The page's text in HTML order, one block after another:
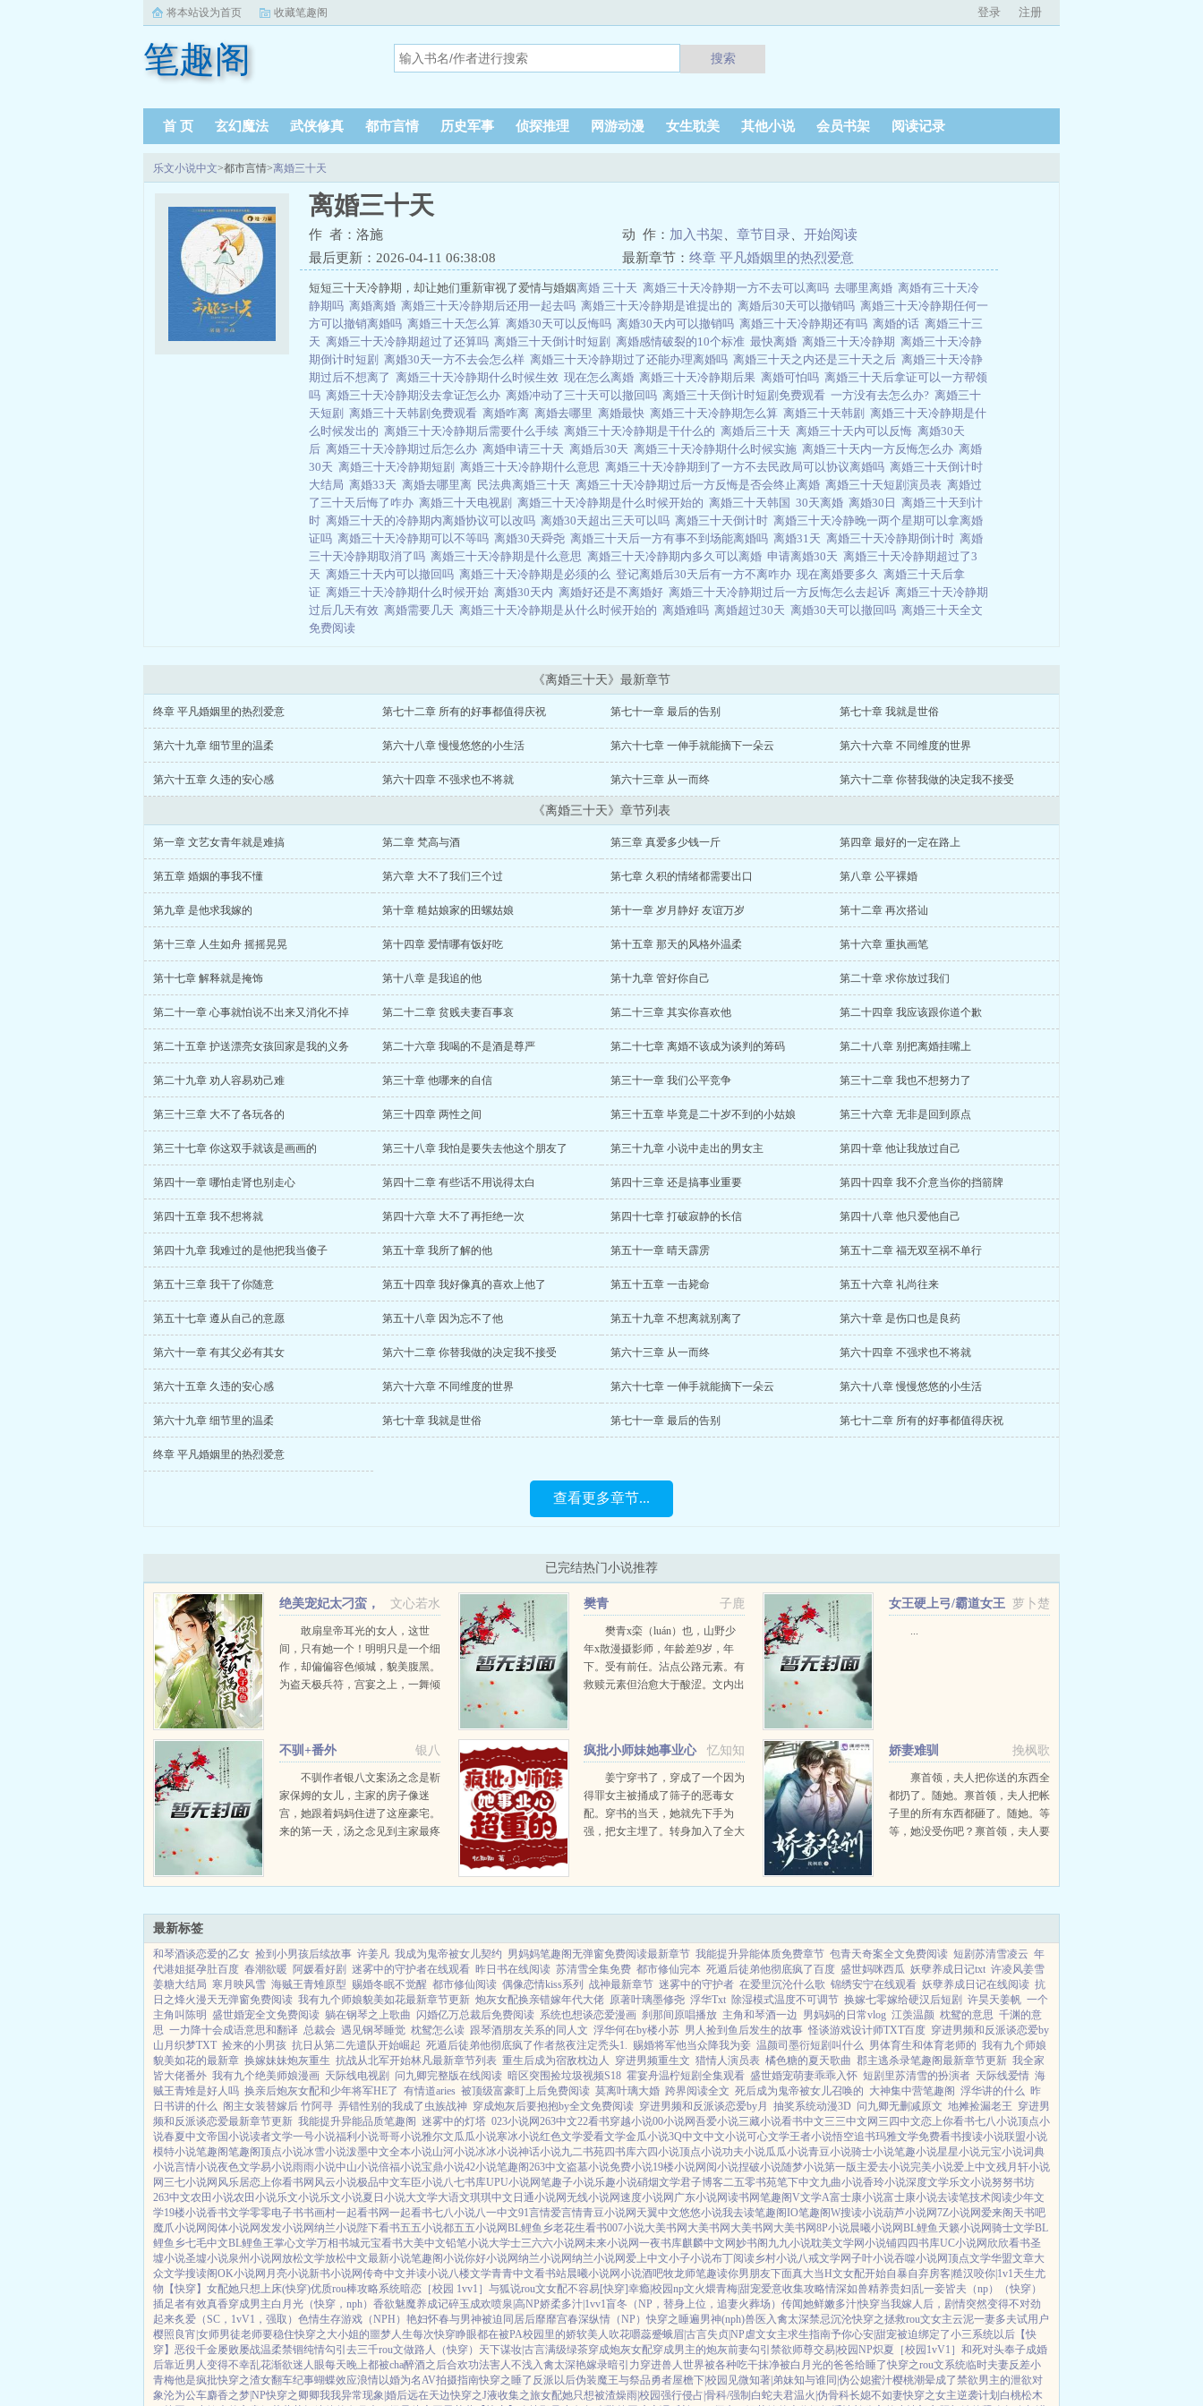
将本站设为首页 收藏笔趣阁 登录 注册
笔趣阁 搜索
首 页 玄幻魔法 武侠修真 都市言情 历史军事 侦探推理 网游动漫 女生耽美 其他小说 会员书架 阅读记录
乐文小说中文>都市言情>离婚三十天
离婚三十天
作 者：洛施 动 作： 加入书架 章节目录
开始阅读
最后更新：2026-04-11 06:38:08
最新章节： 终章 平凡婚姻里的热烈爱意
短短三十天冷静期，却让她们重新审视了爱情与婚姻离婚 三十天 离婚三十天冷静期一方不去可以离吗 去哪里离婚 离婚有三十天冷
静期吗 离婚离婚 离婚三十天冷静期后还用一起去吗 离婚三十天冷静期是谁提出的 离婚后30天可以撤销吗 离婚三十天冷静期任何一
方可以撤销离婚吗 离婚三十天怎么算 离婚30天可以反悔吗 离婚30天内可以撤销吗 离婚三十天冷静期还有吗 离婚的话 离婚三十三
天 离婚三十天冷静期超过了还算吗 离婚三十天倒计时短剧 离婚感情破裂的10个标准 最快离婚 离婚三十天冷静期 离婚三十天冷静
期倒计时短剧 离婚30天一方不去会怎么样 离婚三十天冷静期过了还能办理离婚吗 离婚三十天之内还是三十天之后 离婚三十天冷静
期过后不想离了 离婚三十天冷静期什么时候生效 现在怎么离婚 离婚三十天冷静期后果 离婚可怕吗 离婚三十天后拿证可以一方帮领
吗 离婚三十天冷静期没去拿证怎么办 离婚冲动了三十天可以撤回吗 离婚三十天倒计时短剧免费观看 一方没有去怎么办? 离婚三十
天短剧 离婚三十天韩剧免费观看 离婚咋离 离婚去哪里 离婚最快 离婚三十天冷静期怎么算 离婚三十天韩剧 离婚三十天冷静期是什
么时候发出的 离婚三十天冷静期后需要什么手续 离婚三十天冷静期是干什么的 离婚后三十天 离婚三十天内可以反悔 离婚30天
后 离婚三十天冷静期过后怎么办 离婚申请三十天 离婚后30天 离婚三十天冷静期什么时候实施 离婚三十天内一方反悔怎么办 离婚
30天 离婚三十天冷静期短剧 离婚三十天冷静期什么意思 离婚三十天冷静期到了一方不去民政局可以协议离婚吗 离婚三十天倒计时
大结局 离婚33天 离婚去哪里离 民法典离婚三十天 离婚三十天冷静期过后一方反悔是否会终止离婚 离婚三十天短剧演员表 离婚过
了三十天后悔了咋办 离婚三十天电视剧 离婚三十天冷静期是什么时候开始的 离婚三十天韩国 30天离婚 离婚30日 离婚三十天到计
时 离婚三十天的冷静期内离婚协议可以改吗 离婚30天超出三天可以吗 离婚三十天倒计时 离婚三十天冷静晚一两个星期可以拿离婚
证吗 离婚三十天冷静期可以不等吗 离婚30天舜尧 离婚三十天后一方有事不到场能离婚吗 离婚31天 离婚三十天冷静期倒计时 离婚
三十天冷静期取消了吗 离婚三十天冷静期是什么意思 离婚三十天冷静期内多久可以离婚 申请离婚30天 离婚三十天冷静期超过了3
天 离婚三十天内可以撤回吗 离婚三十天冷静期是必须的么 登记离婚后30天后有一方不离咋办 现在离婚要多久 离婚三十天后拿
证 离婚三十天冷静期什么时候开始 离婚30天内 离婚好还是不离婚好 离婚三十天冷静期过后一方反悔怎么去起诉 离婚三十天冷静期
过后几天有效 离婚需要几天 离婚三十天冷静期是从什么时候开始的 离婚难吗 离婚超过30天 离婚30天可以撤回吗 离婚三十天全文
免费阅读
《离婚三十天》最新章节
终章 平凡婚姻里的热烈爱意 第七十二章 所有的好事都值得庆祝 第七十一章 最后的告别 第七十章 我就是世俗
第六十九章 细节里的温柔 第六十八章 慢慢悠悠的小生活 第六十七章 一伸手就能摘下一朵云 第六十六章 不同维度的世界
第六十五章 久违的安心感 第六十四章 不强求也不将就 第六十三章 从一而终 第六十二章 你替我做的决定我不接受
《离婚三十天》章节列表
第一章 文艺女青年就是难搞 第二章 梵高与酒 第三章 真爱多少钱一斤 第四章 最好的一定在路上
第五章 婚姻的事我不懂 第六章 大不了我们三个过 第七章 久积的情绪都需要出口 第八章 公平裸婚
第九章 是他求我嫁的 第十章 糙姑娘家的田螺姑娘 第十一章 岁月静好 友谊万岁 第十二章 再次搭讪
第十三章 人生如舟 摇摇晃晃 第十四章 爱情哪有饭好吃 第十五章 那天的风格外温柔 第十六章 重执画笔
第十七章 解释就是掩饰 第十八章 是我追的他 第十九章 管好你自己 第二十章 求你放过我们
第二十一章 心事就怕说不出来又消化不掉 第二十二章 贫贱夫妻百事哀 第二十三章 其实你喜欢他 第二十四章 我应该跟你道个歉
第二十五章 护送漂亮女孩回家是我的义务 第二十六章 我喝的不是酒是尊严 第二十七章 离婚不该成为谈判的筹码 第二十八章 别把离婚挂嘴上
第二十九章 劝人容易劝己难 第三十章 他哪来的自信 第三十一章 我们公平竞争 第三十二章 我也不想努力了
第三十三章 大不了各玩各的 第三十四章 两性之间 第三十五章 毕竟是二十岁不到的小姑娘 第三十六章 无非是回到原点
第三十七章 你这双手就该是画画的 第三十八章 我怕是要失去他这个朋友了 第三十九章 小说中走出的男女主 第四十章 他让我放过自己
第四十一章 哪怕走肾也别走心 第四十二章 有些话不用说得太白 第四十三章 还是搞事业重要 第四十四章 我不介意当你的挡箭牌
第四十五章 我不想将就 第四十六章 大不了再拒绝一次 第四十七章 打破寂静的长信 第四十八章 他只爱他自己
第四十九章 我难过的是他把我当傻子 第五十章 我所了解的他 第五十一章 晴天霹雳 第五十二章 福无双至祸不单行
第五十三章 我干了你随意 第五十四章 我好像真的喜欢上他了 第五十五章 一击毙命 第五十六章 礼尚往来
第五十七章 遵从自己的意愿 第五十八章 因为忘不了他 第五十九章 不想离就别离了 第六十章 是伤口也是良药
第六十一章 有其父必有其女 第六十二章 你替我做的决定我不接受 第六十三章 从一而终 第六十四章 不强求也不将就
第六十五章 久违的安心感 第六十六章 不同维度的世界 第六十七章 一伸手就能摘下一朵云 第六十八章 慢慢悠悠的小生活
第六十九章 细节里的温柔 第七十章 我就是世俗 第七十一章 最后的告别 第七十二章 所有的好事都值得庆祝
终章 平凡婚姻里的热烈爱意
查看更多章节...
已完结热门小说推荐
文心若水
绝美宠妃太刁蛮，
暴君自虐宠上瘾
敢扇皇帝耳光的女人，这世
间，只有她一个！明明只是一个细
作，却偏偏容色倾城，貌美腹黑。
为盗天极兵符，宫宴之上，一舞倾
让孤抓到你，否则，先奸后杀！...
子鹿
樊青
樊青x栾（luán）也，山野少
年x散漫摄影师，年龄差9岁，年
下。受有前任。沾点公路元素。有
救赎元素但治愈大于酸涩。文内出
萝卜楚
女王硬上弓/霸道女王
...
银八
不驯+番外
不驯作者银八文案汤之念是靳
家保姆的女儿，主家的房子像迷
宫，她跟着妈妈住进了这座豪宅。
来的第一天，汤之念见到主家最疼
羁的脸。不久后，汤之念当起了靳
忆知知
疯批小师妹她事业心
超重的姜宁穿书了，穿成了一个因为
得罪女主被捅成了筛子的恶毒女
配。穿书的当天，她就先下手为
强，把女主埋了。转身加入了全大
没什么本事，要是有人欺负你大师
挽枫歌
娇妻难驯
禀首领，夫人把你送的东西全
都扔了。随她。禀首领，夫人把帐
子里的所有东西都砸了。随她。等
等，她没受伤吧？禀首领，夫人要
个异族登徒子！什么叫，我救了...
最新标签
和琴酒谈恋爱的乙女 捡到小男孩后续故事 许姜凡 我成为鬼帝被女儿契约 男妈妈笔趣阁无弹窗免费阅读最新章节 我能提升异能体质免费章节 包青天奇案全文免费阅读 短剧苏清雪凌云 年
代港姐挺孕肚百度 春潮欲暖 阿媛看好剧 迷雾中的守护者在线观看 昨日书在线阅读 苏清雪全集免费 都市修仙完本 死遁后徒弟他彻底疯了百度 盛世妈咪西瓜 妖孽养成日记txt 许凌风姜雪
姜糖大结局 寒月映风雪 海贼王青雉原型 赐婚冬眠不觉醒 都市修仙阅读 偶像恋情kiss系列 战神最新章节 迷雾中的守护者 在爱里沉沦什么歌 锦绣安宁在线观看 妖孽养成日记在线阅读 抗
日之烽火漫天无弹窗免费阅读 我有九个师娘貌美如花最新章节更新 炮灰女配换亲错嫁年代大佬 原著叶璃墨修尧 浮华Txt 除湿模式温度不可调节 换嫁七零嫁给硬汉后短剧 许昊天姜帆 一个
主角叫陈明 盛世婚宠全文免费阅读 躺在钢琴之上歌曲 闪婚亿万总裁后免费阅读 系统也想谈恋爱漫画 刹那间原唱播放 主角和琴酒一边 男妈妈的日常vlog 江羡温颜 枕鸳的意思 千渊的意
思 一力降十会成语意思和翻译 总裁会 遇见钢琴睡觉 枕鸳怎么读 跟琴酒朋友关系的同人文 浮华何在by楼小苏 男人捡到鱼后发生的故事 怪谈游戏设计师TXT百度 穿进男频和反派谈恋爱by
山月织梦TXT 捡来的小男孩 抗日从第二先遣队开始崛起 死遁后徒弟他彻底疯了作者熬夜注定秃头1. 赐婚将军他当众降我为妾 温颜司墨衍短剧叫什么 男体育生和体育老师的 我有九个师娘
貌美如花的最新章 换嫁妹妹炮灰重生 抗战从北军开始林凡最新章节列表 重生后成为宿敌枕边人 穿进男频重生文 猎情人演员表 橘色糖的夏天歌曲 郡主逃杀录笔趣阁最新章节更新 我全家
皆大佬番外 我有九个绝美师娘漫画 天际线电视剧 问九卿完整版在线阅读 暗区突围捡垃圾视频S18 霍宴舟温柠短剧全集观看 盛世婚宠萌妻乖乖入怀 短剧里苏清雪的扮演者 天际线爱情 海
贼王青雉是好人吗 换亲后炮灰女配和少年将军HE了 有情道aries 被顶级富豪盯上后免费阅读 莫离叶璃大婚 跨界阅读全文 死后成为鬼帝被女儿召唤的 大神集中营笔趣阁 浮华讲的什么 昨
日书讲的什么 阁主女装替嫁后 竹阿寻 弄错性别的我成了虫族战神 穿成炮灰后要抱抱by全文免费阅读 穿进男频和反派谈恋爱by月 抽奖系统动漫3D 问九卿无删减原文 地摊捡漏老王 穿进男
频和反派谈恋爱最新章节更新 我能提升异能品质笔趣阁 迷雾中的灯塔 023小说网263中文22看书穿越小说00小说网吾爱小说三藏小说看书中文三三中文网 三四中文恋上你看书七八小说顶点小
说春夏中文帝国小说读者文学一号小说福利小说哥哥小说雅尔文瓜瓜小说寒冰小说红色文学爱看文学金瓜小说3Q中文中文小说可心文学王者小说悟空追书玛雅文学免费看书搜读小说联盟小说
模特小说笔趣阁笔趣阁顶点小说冰雪小说泼墨中文全本小说山河小说冰冰小说神话小说九二书苑四书库六四小说顶点小说功夫小说瓜瓜小说青豆小说骑士小说笔趣小说星星小说元宝小说词典
小说言情小说夜色文学易小说雨雨小说中山小说倍福小说宝鼎小说42小说笔趣阁263中文盗墓小说免费小说19楼小说网阅小说捏破小说随梦小说第一版主爱去小说完美小说爱上中文残月轩小说
网 三七小说网 风乐居恋上你看书网 风云小说极品中文车臣小说八七书库UPU小说网笔趣子小说乐趣小说硝烟文学君子博客二五零书苑笔下中文九曲小说香玲小说深度文学乐文小说努努书坊
263中文农田小说农田小说乐文小说乐文小说夏日小说大文学大语文琪琪中文 日通小说网无线小说网速度小说网 广东小说网读书网笔趣阁V文学A富士康小说富士康小说去读笔技术阅读少年文
学19楼小说香书文学零零电子书书画村一起看书网一起看书七八小说八一中文91言情爱言情青豆小说网 天翼中文悠悠小说我去读笔趣阁IO笔趣阁W搜读小说葫芦小说网7Z小说网爱来阁 天书吧
魔爪小说网 阅体小说网发发小说网纳兰小说陛下看书五五小说都五五小说网BL鲤鱼乡老花生看书007小说大美书网 大美书网 大美书网 大美书网8P小说晨曦小说网BL鲤鱼 天籁小说网骑士文学BL
鲤鱼乡七毛中文BL鲤鱼王掌心文学万相书城元宝看书大美中文铅笔小说大学士三六六小说网未来小说网一夜书库麒麟中文网妙书阁 九九小说耽美文学网小说铺四四书库UC小说网 欣欣看书圣
墟小说圣墟小说泉州小说网放松文学放松中文最新小说笔趣阁小说你好小说网纳兰小说网纳兰小说网爱上中文小子小说布丁阅读乡村小说八戒文学网子叶小说吞噬小说网顶点文学华盟文章大
众文学搜读阁OK小说网 月亮小说新书小说网传奇中文并读小说八楼文学青青中文看书站晨曦小说网小说酒吧牧龙师笔趣读你男朋友下面真大当H文女配开始自暴自弃房客|糙汉咬你|1v1天生尤
物【快穿】 女配她只想上床(快穿)优质rou棒攻略系统暗恋［校园 1vv1］ 与狐说rou文女配不容易[快穿]幸瘾|校园np文火煨青梅|甜宠爱意收集攻略情深如兽精养贵妇|乱一妾皆夫（np）
（快穿）
插足者有效真香穿成男主白月光（快穿，nph） 香欲魅魔养成记碎玉成欢喷泉|高NP娇柔多汁|1vv1盲冬（NP，替身上位，追妻火葬场） 传闻她鲜嫩多汁|快穿当我嫁人后，剧情突然变得不对劲
起来炙爱（SC，1vV1，强取） 色情生存游戏（NPH） 艳妇怀春与男神被迫同居后靡靡宫春深纵情（NP）快穿之睡遍男神(nph)兽医 入禽太深禁忌沉沦快穿之拯救rou文女主云泥一妻多夫试用户
樱照良宵|女师男徒老师要稳住快穿之大小姐的噩梦人生每次快穿睁眼都在被PA校园里的娇软美人 吹花嚼蕊蹙蛾眉|古言失贞|NP虐文女主求生指南予你心安|甜宠被迫绑定了小三系统以后【快
穿】 恶役千金屡败屡战温柔禁锢纯情勾引 去三千rou文做路人（快穿） 天下谋妆|古言满级绿茶穿成炮灰女配穿成男主的炮灰前妻勾引禁欲师尊交易|校园NP炽夏［校园1vV1］ 和死对头奉子成婚
后靠近男人变得不幸乱花渐欲迷人眼每天晚上都被cha醉酒之后合欢功法害人不浅入禽太深艳嫁录暗引力穿进兽人世界被各种吃干抹净被白月光的爸爸给睡了快穿之rou文系统临时夫妻反差小
青梅他是疯批快穿之渣女翻车纪事蝴蝶效应浪情以婚为名AV拍摄指南快穿之睡了反派以后伪装魔王与祭品勇者屋檐下|校园 见微知著|弟妹知与谁同|伪公媳蜜汁樱桃潮晕成了禁欲男主的泄欲对
象沦为公车麝香之梦|NP快穿之卿卿我我异常现象|婚后远在天边快穿之J液收集之旅女配她只想被渣燥雨|校园强行侵占|骨科/强制 白蛇夫君温火|伪骨科长媳不如妻快穿之女主逆袭计划 白桃松木